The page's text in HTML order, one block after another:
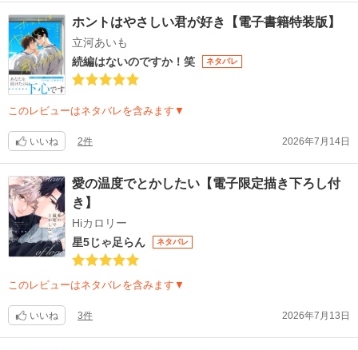
ホントはやさしい君が好き【電子書籍特装版】
立河あいも
続編はないのですか！笑
ネタバレ
このレビューはネタバレを含みます▼
いいね 2件 2026年7月14日
愛の温度でとかしたい【電子限定描き下ろし付
き】
Hiカロリー
星5じゃ足らん
ネタバレ
このレビューはネタバレを含みます▼
いいね 3件 2026年7月13日